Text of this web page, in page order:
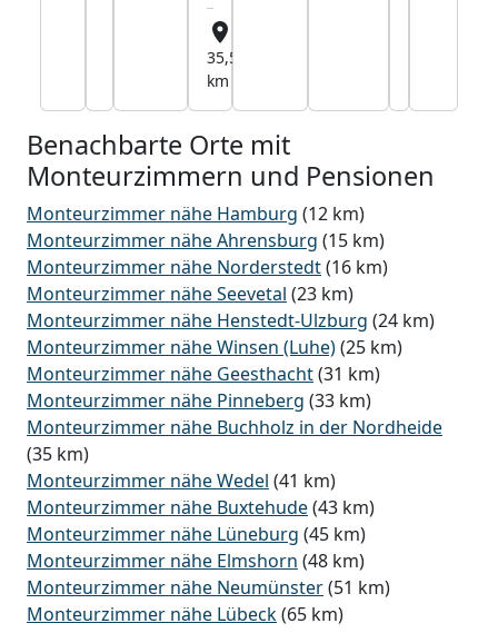
35,5
km
Benachbarte Orte mit
Monteurzimmern und Pensionen
Monteurzimmer nähe Hamburg (12 km)
Monteurzimmer nähe Ahrensburg (15 km)
Monteurzimmer nähe Norderstedt(16 km)
Monteurzimmer nähe Seevetal (23 km)
Monteurzimmer nähe Henstedt-Ulzburg (24 km)
Monteurzimmer nähe Winsen (Luhe)(25 km)
Monteurzimmer nähe Geesthacht(31 km)
Monteurzimmer nähe Pinneberg (33 km)
Monteurzimmer nähe Buchholz in der Nordheide
(35 km)
Monteurzimmer nähe Wedel (41 km)
Monteurzimmer nähe Buxtehude(43 km)
Monteurzimmer nähe Lüneburg (45 km)
Monteurzimmer nähe Elmshorn (48 km)
Monteurzimmer nähe Neumünster(51 km)
Monteurzimmer nähe Lübeck(65 km)